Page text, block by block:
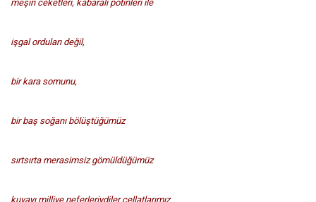
meşin ceketleri, kabaralı potinleri ile
işgal orduları değil,
bir kara somunu,
bir baş soğanı bölüştüğümüz
sırtsırta merasimsiz gömüldüğümüz
kuvayı milliye neferleriydiler cellatlarımız